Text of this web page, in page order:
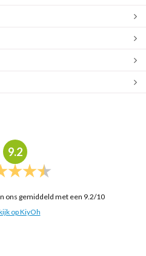
9.2
ons gemiddeld met een 9.2/10
op KiyOh